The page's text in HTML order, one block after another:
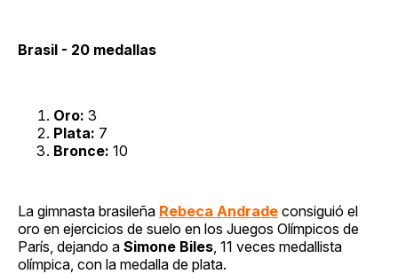
Brasil - 20 medallas
Oro: 3
Plata: 7
Bronce: 10
La gimnasta brasileña Rebeca Andrade consiguió el
oro en ejercicios de suelo en los Juegos Olímpicos de
París, dejando a Simone Biles , 11 veces medallista
olímpica, con la medalla de plata.